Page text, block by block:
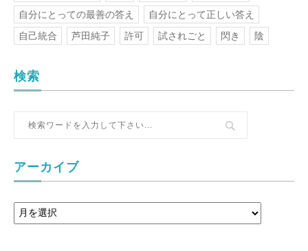
自分にとっての最善の答え
自分にとって正しい答え
自己統合
芦田純子 許可 試されごと 閃き 陰
検索
アーカイブ